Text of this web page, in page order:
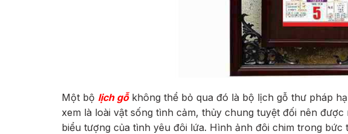
Một bộ lịch gỗkhông thể bỏ qua đó là bộ lịch gỗ thư pháp
xem là loài vật sống tình cảm, thủy chung tuyệt đối nên
biểu tượng của tình yêu đôi lứa. Hình ảnh đôi chim trong bức